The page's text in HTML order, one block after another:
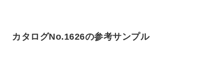
カタログNo.1626の参考サンプル